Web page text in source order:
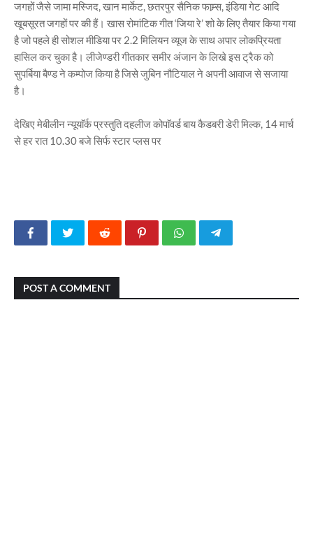
जगहों जैसे जामा मस्जिद, खान मार्केट, छतरपुर सैनिक फाम्र्स, इंडिया गेट आदि
खूबसूरत जगहों पर की हैं। खास रोमांटिक गीत ‘जिया रे’ शो के लिए तैयार किया गया
है जो पहले ही सोशल मीडिया पर 2.2 मिलियन व्यूज के साथ अपार लोकप्रियता
हासिल कर चुका है। लीजेण्डरी गीतकार समीर अंजान के लिखे इस ट्रैक को
सुपर्बिया बैण्ड ने कम्पोज किया है जिसे जुबिन नौटियाल ने अपनी आवाज से सजाया
है।
देखिए मेबीलीन न्यूयाॅर्क प्रस्तुति दहलीज कोपाॅवर्ड बाय कैडबरी डेरी मिल्क, 14 मार्च
से हर रात 10.30 बजे सिर्फ स्टार प्लस पर
POST A COMMENT